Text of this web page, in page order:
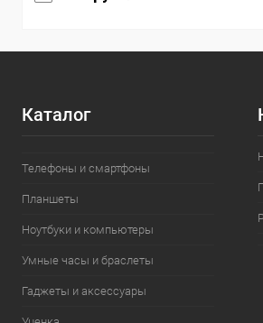
Каталог
Телефоны и смартфоны
Планшеты
Ноутбуки и компьютеры
Умные часы и браслеты
Гаджеты и аксессуары